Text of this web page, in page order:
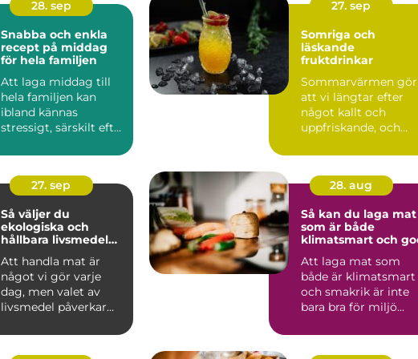
28. sep
Snabba och enkla
recept på middag
för hela familjen
Att laga middag till
hela familjen kan
ibland kännas
stressigt, särskilt efter
27. sep
Somriga och
läskande
fruktdrinkar
Sommarvärmen gör
att vi längtar efter
något kallt och
uppfriskande, och
27. sep
Så väljer du
ekologiska och
hållbara livsmedel
Att handla mat är
något vi gör varje
dag, men valet av
livsmedel påverkar
28. aug
Så kan du laga mat
som är både
klimatsmart och
Att laga mat som
både är klimatsmart
och smakrik är inte
bara bra för miljö...